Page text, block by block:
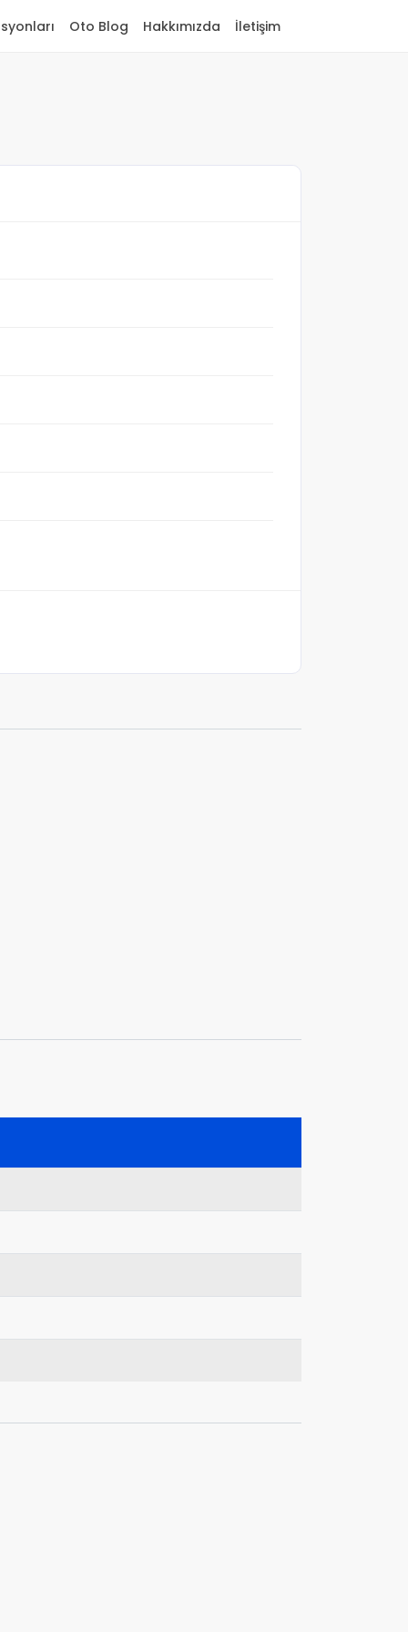
Oto Blog Hakkımızda İletişim